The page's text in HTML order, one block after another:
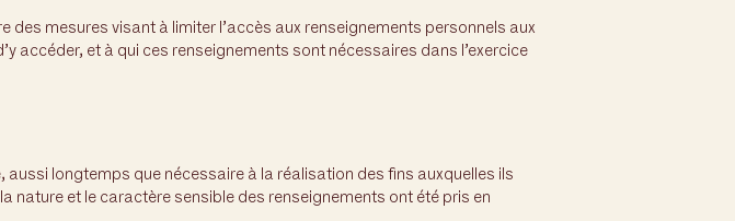
mesures visant à limiter l’accès aux renseignements personnels aux
accéder, et à qui ces renseignements sont nécessaires dans l’exercice
longtemps que nécessaire à la réalisation des fins auxquelles ils
nature et le caractère sensible des renseignements ont été pris en